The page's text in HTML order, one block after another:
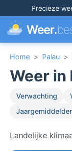
Precieze
Weer.
Home > Palau >
Weer in
Verwachting
Landelijke